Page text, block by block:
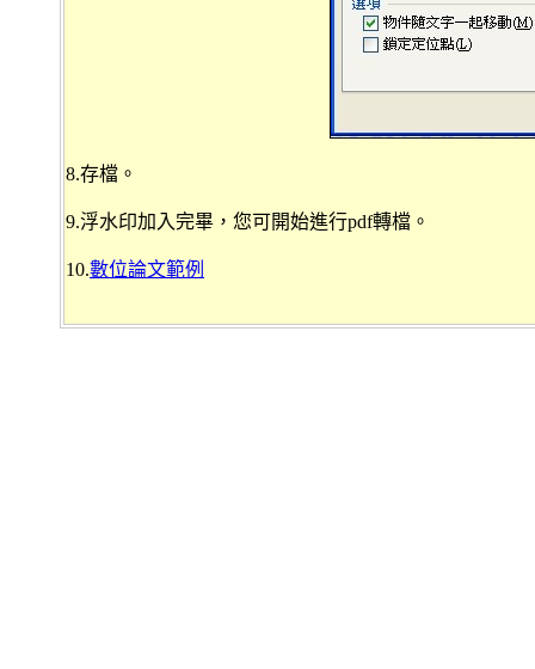
8.存檔。
9.浮水印加入完畢，您可開始進行pdf轉檔。
10.數位論文範例